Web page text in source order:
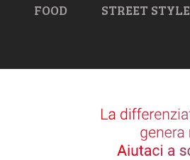
FOOD STREET STYLE